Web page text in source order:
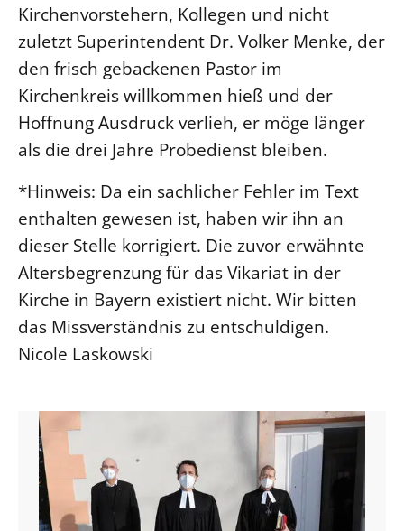
Kirchenvorstehern, Kollegen und nicht
zuletzt Superintendent Dr. Volker Menke, der
den frisch gebackenen Pastor im
Kirchenkreis willkommen hieß und der
Hoffnung Ausdruck verlieh, er möge länger
als die drei Jahre Probedienst bleiben.
*Hinweis: Da ein sachlicher Fehler im Text
enthalten gewesen ist, haben wir ihn an
dieser Stelle korrigiert. Die zuvor erwähnte
Altersbegrenzung für das Vikariat in der
Kirche in Bayern existiert nicht. Wir bitten
das Missverständnis zu entschuldigen.
Nicole Laskowski